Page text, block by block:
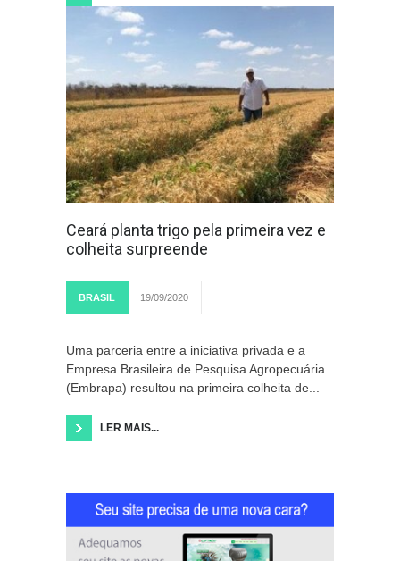
Ceará planta trigo pela primeira vez e
colheita surpreende
BRASIL 19/09/2020
Uma parceria entre a iniciativa privada e a
Empresa Brasileira de Pesquisa Agropecuária
(Embrapa) resultou na primeira colheita de...
LER MAIS...